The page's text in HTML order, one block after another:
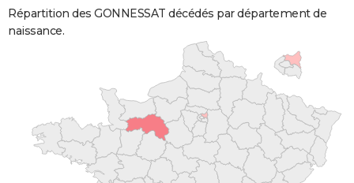
Répartition des GONNESSAT décédés par département de
naissance.